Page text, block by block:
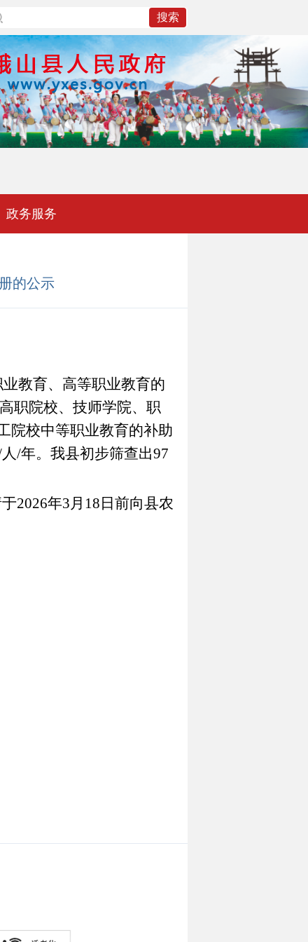
政务服务
的公示
教育、高等职业教育的
职院校、技师学院、职
院校中等职业教育的补助
人/年。我县初步筛查出97
2026年3月 18 日前向县农